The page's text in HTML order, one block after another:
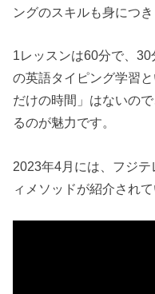
ングのスキルも身につき
1レッスンは60分で、
の英語タイピング学習
だけの時間」はないの
るのが魅力です。
2023年4月には、フジ
ィメソッドが紹介されて